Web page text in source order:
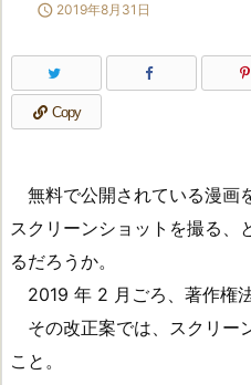
 2019年8月31日
Copy
無料で公開されている漫画
スクリーンショットを撮る、
るだろうか。
2019 年 2 月ごろ、著作権
その改正案では、スクリー
こと。